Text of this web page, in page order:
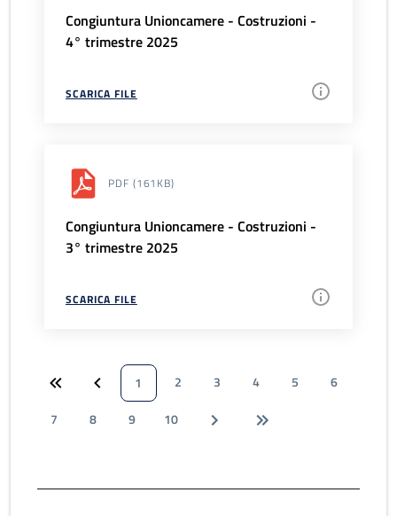
Congiuntura Unioncamere - Costruzioni -
4° trimestre 2025
SCARICA FILE
PDF (161KB)
Congiuntura Unioncamere - Costruzioni -
3° trimestre 2025
SCARICA FILE
1 2 3 4 5
6
7
8 9 10